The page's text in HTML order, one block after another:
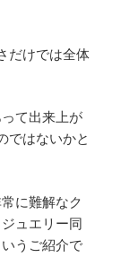
だけでは全体
て出来上が
ではないかと
に難解なク
ュエリー同
うご紹介で